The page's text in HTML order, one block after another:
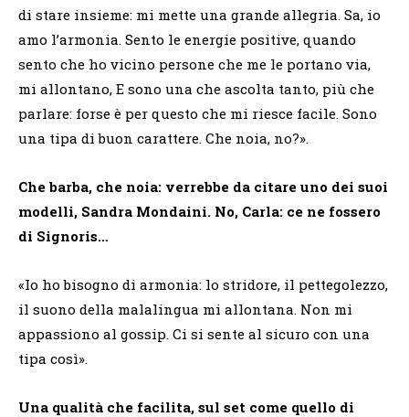
di stare insieme: mi mette una grande allegria. Sa, io
amo l’armonia. Sento le energie positive, quando
sento che ho vicino persone che me le portano via,
mi allontano, E sono una che ascolta tanto, più che
parlare: forse è per questo che mi riesce facile. Sono
una tipa di buon carattere. Che noia, no?».
Che barba, che noia: verrebbe da citare uno dei suoi
modelli, Sandra Mondaini. No, Carla: ce ne fossero
di Signoris…
«Io ho bisogno di armonia: lo stridore, il pettegolezzo,
il suono della malalingua mi allontana. Non mi
appassiono al gossip. Ci si sente al sicuro con una
tipa così».
Una qualità che facilita, sul set come quello di